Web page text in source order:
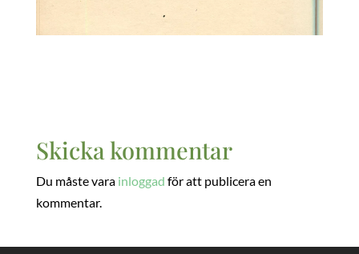
Skicka kommentar
Du måste vara inloggad för att publicera en
kommentar.